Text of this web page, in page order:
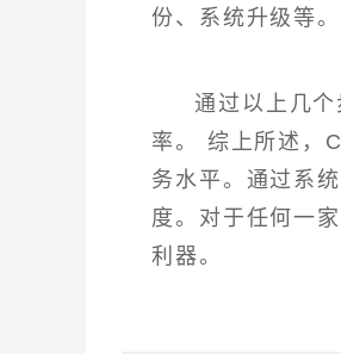
份、系统升级等。
通过以上几
率。 综上所述，
务水平。通过系
度。对于任何一
利器。